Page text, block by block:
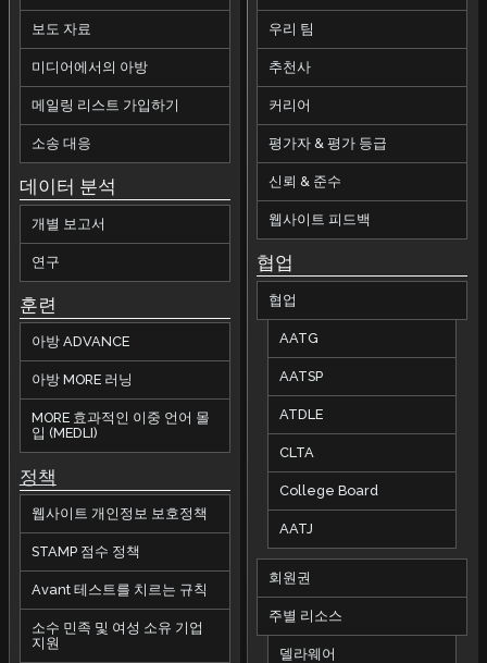
보도 자료
미디어에서의 아방
메일링 리스트 가입하기
소송 대응
데이터 분석
개별 보고서
연구
훈련
아방 ADVANCE
아방 MORE 러닝
MORE 효과적인 이중 언어 몰
입 (MEDLI)
정책
웹사이트 개인정보 보호정책
STAMP 점수 정책
Avant 테스트를 치르는 규칙
소수 민족 및 여성 소유 기업
지원
우리 팀
추천사
커리어
평가자 & 평가 등급
신뢰 & 준수
웹사이트 피드백
협업
협업
AATG
AATSP
ATDLE
CLTA
College Board
AATJ
회원권
주별 리소스
델라웨어